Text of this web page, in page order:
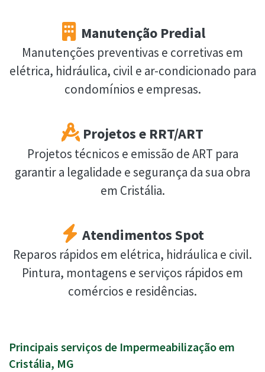
Manutenção Predial
Manutenções preventivas e corretivas em
elétrica, hidráulica, civil e ar-condicionado para
condomínios e empresas.
Projetos e RRT/ART
Projetos técnicos e emissão de ART para
garantir a legalidade e segurança da sua obra
em Cristália.
Atendimentos Spot
Reparos rápidos em elétrica, hidráulica e civil.
Pintura, montagens e serviços rápidos em
comércios e residências.
Principais serviços de Impermeabilização em
Cristália, MG